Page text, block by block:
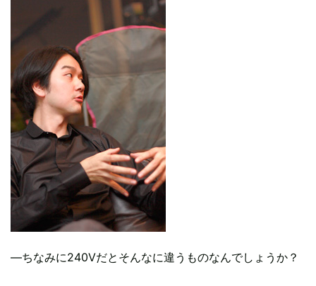
―ちなみに240Vだとそんなに違うものなんでしょうか？